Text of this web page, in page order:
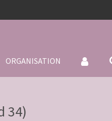
ORGANISATION
34)